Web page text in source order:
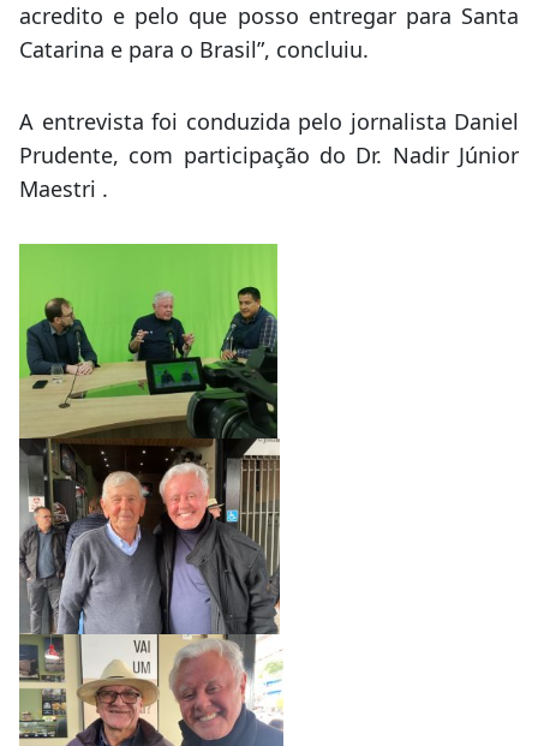
acredito e pelo que posso entregar para Santa
Catarina e para o Brasil”, concluiu.
A entrevista foi conduzida pelo jornalista Daniel
Prudente, com participação do Dr. Nadir Júnior
Maestri .